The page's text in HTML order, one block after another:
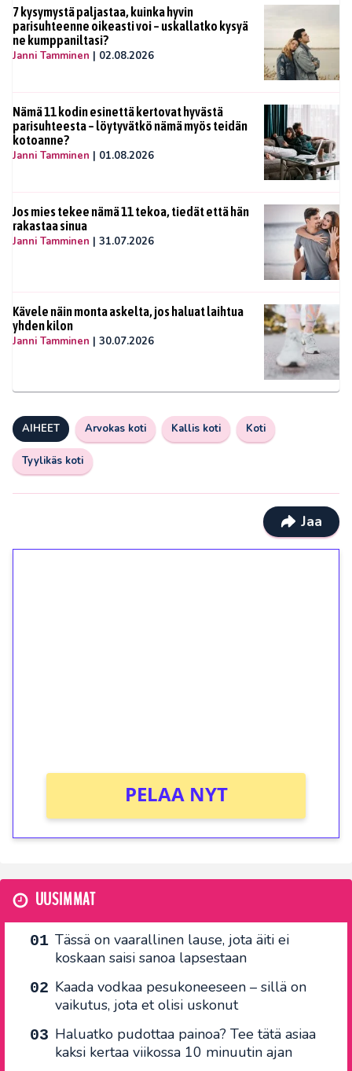
7 kysymystä paljastaa, kuinka hyvin
parisuhteenne oikeasti voi – uskallatko kysyä
ne kumppaniltasi?
Janni Tamminen | 02.08.2026
Nämä 11 kodin esinettä kertovat hyvästä
parisuhteesta – löytyvätkö nämä myös teidän
kotoanne?
Janni Tamminen | 01.08.2026
Jos mies tekee nämä 11 tekoa, tiedät että hän
rakastaa sinua
Janni Tamminen | 31.07.2026
Kävele näin monta askelta, jos haluat laihtua
yhden kilon
Janni Tamminen | 30.07.2026
AIHEET Arvokas koti Kallis koti Koti
Tyylikäs koti
Jaa
PELAA NYT
UUSIMMAT
Tässä on vaarallinen lause, jota äiti ei
koskaan saisi sanoa lapsestaan
Kaada vodkaa pesukoneeseen – sillä on
vaikutus, jota et olisi uskonut
Haluatko pudottaa painoa? Tee tätä asiaa
kaksi kertaa viikossa 10 minuutin ajan